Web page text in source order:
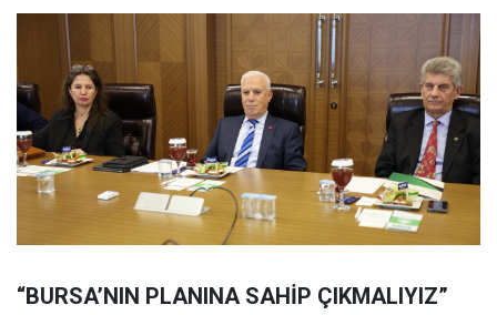
“BURSA’NIN PLANINA SAHİP ÇIKMALIYIZ”